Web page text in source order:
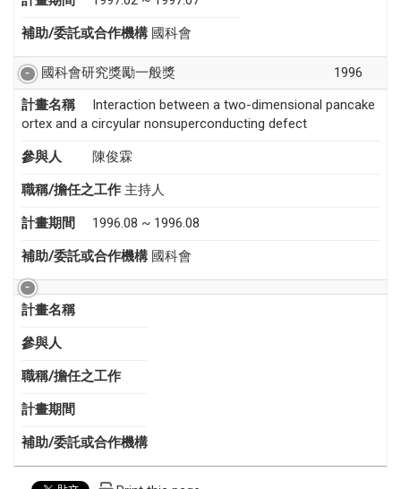
補助/委託或合作機構 國科會
國科會研究獎勵一般獎
1996
計畫名稱
Interaction between a two-dimensional pancake
ortex and a circyular nonsuperconducting defect
參與人 陳俊霖
職稱/擔任之工作 主持人
計畫期間 1996.08 ~ 1996.08
補助/委託或合作機構 國科會
計畫名稱
參與人
職稱/擔任之工作
計畫期間
補助/委託或合作機構